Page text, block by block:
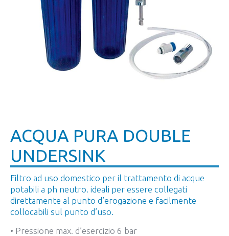
ACQUA PURA DOUBLE
UNDERSINK
Filtro ad uso domestico per il trattamento di acque
potabili a ph neutro. ideali per essere collegati
direttamente al punto d’erogazione e facilmente
collocabili sul punto d’uso.
• Pressione max. d’esercizio 6 bar